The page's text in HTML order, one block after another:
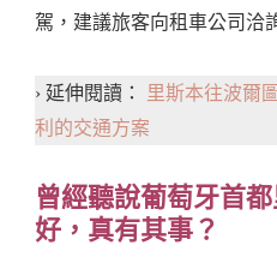
駕，建議旅客向租車公司洽
› 延伸閱讀：
里斯本往波爾
利的交通方案
曾經聽說葡萄牙首
好，真有其事？